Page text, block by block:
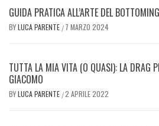
GUIDA PRATICA ALL’ARTE DEL BOTTOMING
BYLUCA PARENTE / 7 MARZO 2024
TUTTA LA MIA VITA (O QUASI): LA DRAG
GIACOMO
BYLUCA PARENTE /2 APRILE 2022